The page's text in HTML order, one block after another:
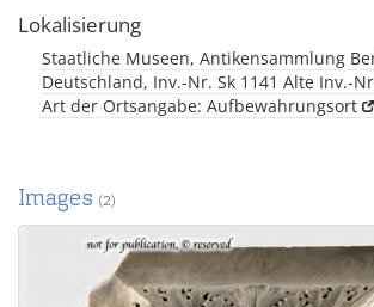
Lokalisierung
Staatliche Museen, Antikensammlung
Deutschland, Inv.-Nr. Sk 1141 Alte Inv.-
Art der Ortsangabe: Aufbewahrungsort
Images (2)